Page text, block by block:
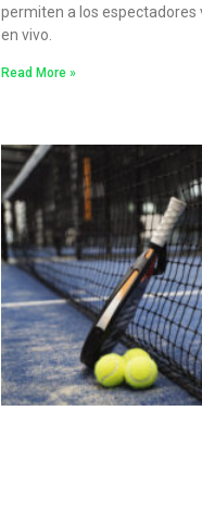
permiten a los espectadores
en vivo.
Read More »